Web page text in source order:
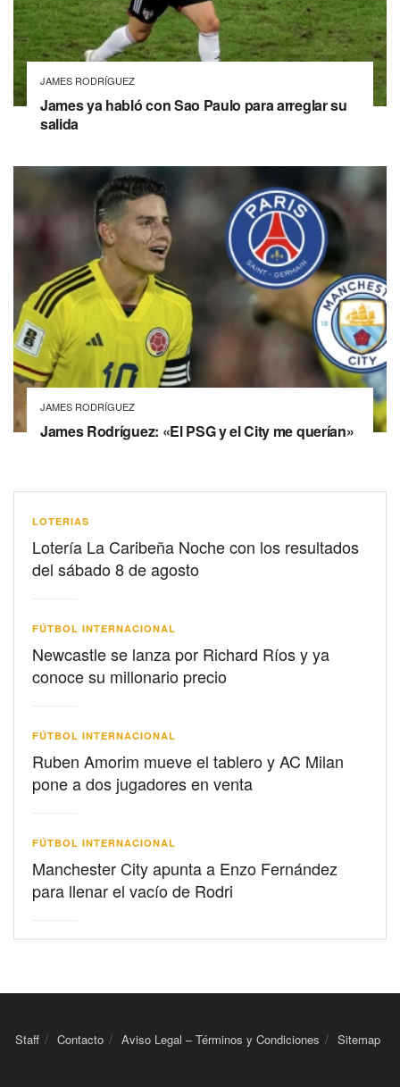
JAMES RODRÍGUEZ
James ya habló con Sao Paulo para arreglar su
salida
JAMES RODRÍGUEZ
James Rodríguez: «El PSG y el City me querían»
LOTERIAS
Lotería La Caribeña Noche con los resultados
del sábado 8 de agosto
FÚTBOL INTERNACIONAL
Newcastle se lanza por Richard Ríos y ya
conoce su millonario precio
FÚTBOL INTERNACIONAL
Ruben Amorim mueve el tablero y AC Milan
pone a dos jugadores en venta
FÚTBOL INTERNACIONAL
Manchester City apunta a Enzo Fernández
para llenar el vacío de Rodri
Staff Contacto Aviso Legal – Términos y Condiciones Sitemap